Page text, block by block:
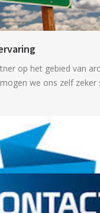
op het gebied van
we ons zelf zeker